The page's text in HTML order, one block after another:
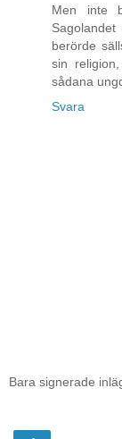
Men inte
berörde
sin
sådana
Svara
Bara signerade